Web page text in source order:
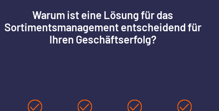
Warum ist eine Lösung für das
Sortimentsmanagement entscheidend für
Ihren Geschäftserfolg?